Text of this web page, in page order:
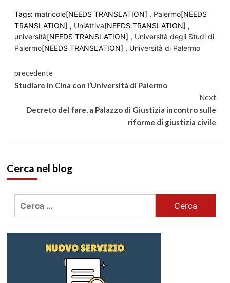
Tags: matricole[NEEDS TRANSLATION] , Palermo[NEEDS
TRANSLATION] , UniAttiva[NEEDS TRANSLATION] ,
università[NEEDS TRANSLATION] , Università degli Studi di
Palermo[NEEDS TRANSLATION] , Università di Palermo
Continua
leggere
precedente
Studiare in Cina con l’Università di Palermo
Next
Decreto del fare, a Palazzo di Giustizia incontro sulle
riforme di giustizia civile
Cerca nel blog